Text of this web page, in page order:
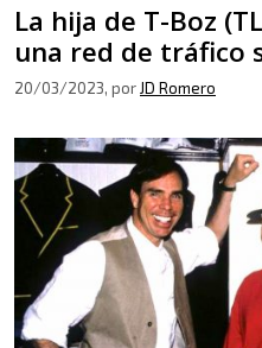
La hija de T-Boz
una red de tráfico
20/03/2023, por JD Romero